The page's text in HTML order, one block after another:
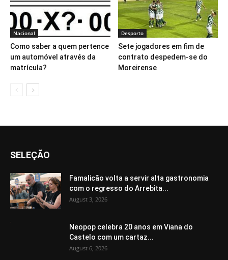
Nacional
Como saber a quem pertence
um automóvel através da
matrícula?
Desporto
Sete jogadores em fim de
contrato despedem-se do
Moreirense
SELEÇÃO
Famalicão volta a servir alta gastronomia
com o regresso do Arrebita...
August 3, 2026
Neopop celebra 20 anos em Viana do
Castelo com um cartaz...
August 6, 2026